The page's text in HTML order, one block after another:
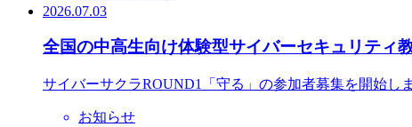
2026.07.03
全国の中高生向け体験型サイバーセキュリティ
サイバーサクラROUND1「守る」の参加者募集を開始し
お知らせ